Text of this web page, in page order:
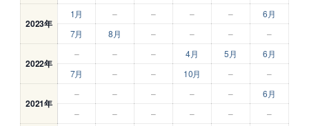
2023年
1月 – – – –
6月
7月
8月 – – – –
2022年
– – – 4月 5月
6月
7月
– – 10月 – –
2021年
– – – – –
6月
–
– – – – –